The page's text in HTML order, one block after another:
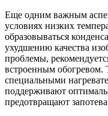
Еще одним важным
условиях низких
образовываться
ухудшению качества
проблемы,
встроенным
специальными
поддерживают
предотвращают